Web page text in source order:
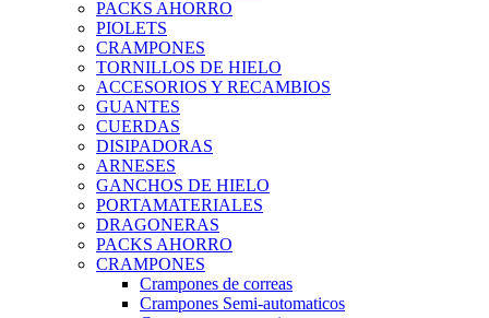
PACKS AHORRO
PIOLETS
CRAMPONES
TORNILLOS DE HIELO
ACCESORIOS Y RECAMBIOS
GUANTES
CUERDAS
DISIPADORAS
ARNESES
GANCHOS DE HIELO
PORTAMATERIALES
DRAGONERAS
PACKS AHORRO
CRAMPONES
Crampones de correas
Crampones Semi-automaticos